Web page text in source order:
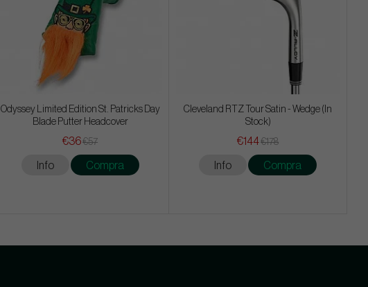
Odyssey Limited Edition St. Patricks Day
Blade Putter Headcover
€36€57
Info Compra
Cleveland RTZ Tour Satin - Wedge (In
Stock)
€144€178
Info Compra